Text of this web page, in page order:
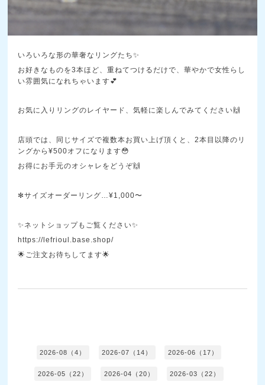
いろいろな形の華奢なリングたち✨
お好きなものを3本ほど、重ねてつけるだけで、華やかで女性らし
い雰囲気になれちゃいます💕
お気に入りリングのレイヤード、気軽に楽しんでみてください🙌
店頭では、同じサイズで複数本お買い上げ頂くと、2本目以降のリ
ングから¥500オフになります😳
お得にお手元のオシャレをどうぞ🙌
✻サイズオーダーリング…¥1,000〜
✨ネットショップもご覧ください✨
https://lefrioul.base.shop/
🌟ご注文お待ちしてます🌟
2026-08（4） 2026-07（14） 2026-06（17）
2026-05（22） 2026-04（20） 2026-03（22）